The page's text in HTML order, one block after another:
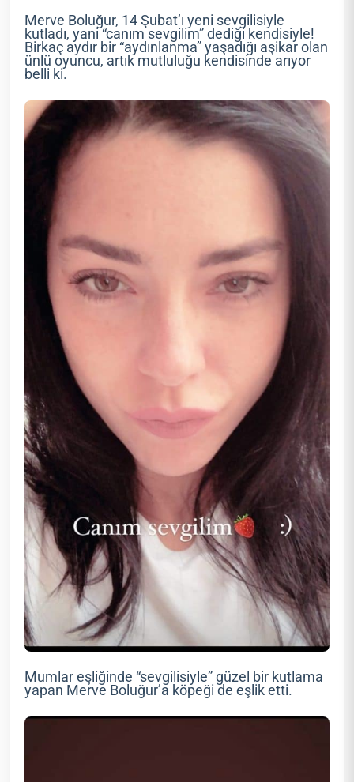
Merve Boluğur, 14 Şubat’ı yeni sevgilisiyle
kutladı, yani “canım sevgilim” dediği kendisiyle!
Birkaç aydır bir “aydınlanma” yaşadığı aşikar olan
ünlü oyuncu, artık mutluluğu kendisinde arıyor
belli ki.
Mumlar eşliğinde “sevgilisiyle” güzel bir kutlama
yapan Merve Boluğur’a köpeği de eşlik etti.